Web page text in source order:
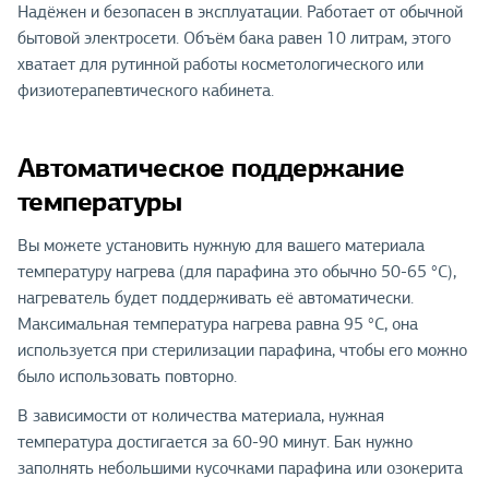
Надёжен и безопасен в эксплуатации. Работает от обычной
бытовой электросети. Объём бака равен 10 литрам, этого
хватает для рутинной работы косметологического или
физиотерапевтического кабинета.
Автоматическое поддержание
температуры
Вы можете установить нужную для вашего материала
температуру нагрева (для парафина это обычно 50-65 °С),
нагреватель будет поддерживать её автоматически.
Максимальная температура нагрева равна 95 °С, она
используется при стерилизации парафина, чтобы его можно
было использовать повторно.
В зависимости от количества материала, нужная
температура достигается за 60-90 минут. Бак нужно
заполнять небольшими кусочками парафина или озокерита